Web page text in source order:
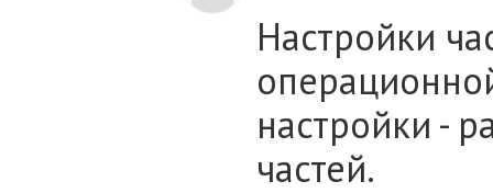
Настройки
настройки -
частей.